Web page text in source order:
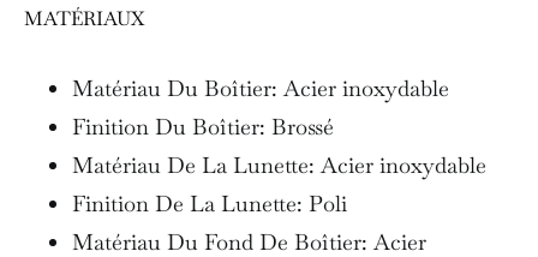
MATÉRIAUX
Matériau Du Boîtier: Acier inoxydable
Finition Du Boîtier: Brossé
Matériau De La Lunette: Acier inoxydable
Finition De La Lunette: Poli
Matériau Du Fond De Boîtier: Acier